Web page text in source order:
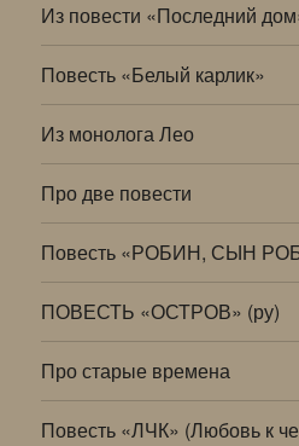
Из повести «Последний
Повесть «Белый карлик»
Из монолога Лео
Про две повести
Повесть «РОБИН, СЫН
ПОВЕСТЬ «ОСТРОВ» (ру)
Про старые времена
Повесть «ЛЧК» (Любовь к